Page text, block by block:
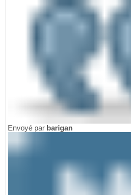
Envoyé par barigan